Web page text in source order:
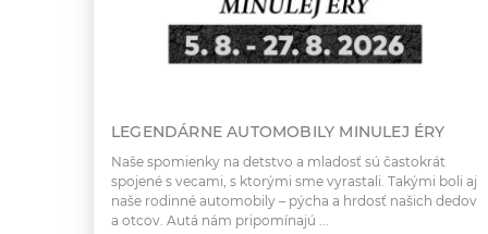
LEGENDÁRNE AUTOMOBILY MINULEJ ÉRY
Naše spomienky na detstvo a mladosť sú častokrát
spojené s vecami, s ktorými sme vyrastali. Takými boli aj
naše rodinné automobily – pýcha a hrdosť našich dedov
a otcov. Autá nám pripomínajú ...